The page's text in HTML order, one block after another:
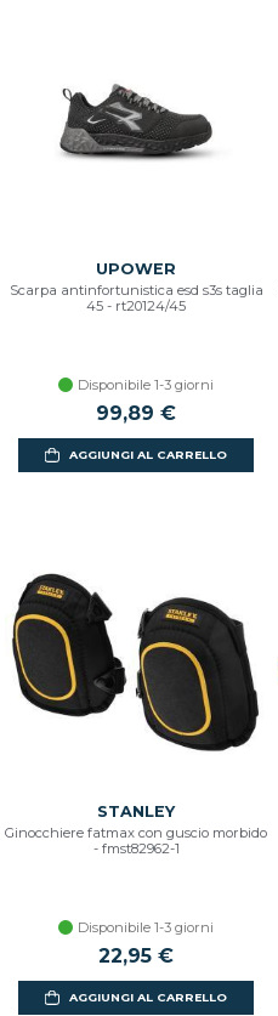
UPOWER
Scarpa antinfortunistica esd s3s taglia
45 - rt20124/45
Disponibile 1-3 giorni
99,89 €
AGGIUNGI AL CARRELLO
STANLEY
Ginocchiere fatmax con guscio morbido
- fmst82962-1
Disponibile 1-3 giorni
22,95 €
AGGIUNGI AL CARRELLO